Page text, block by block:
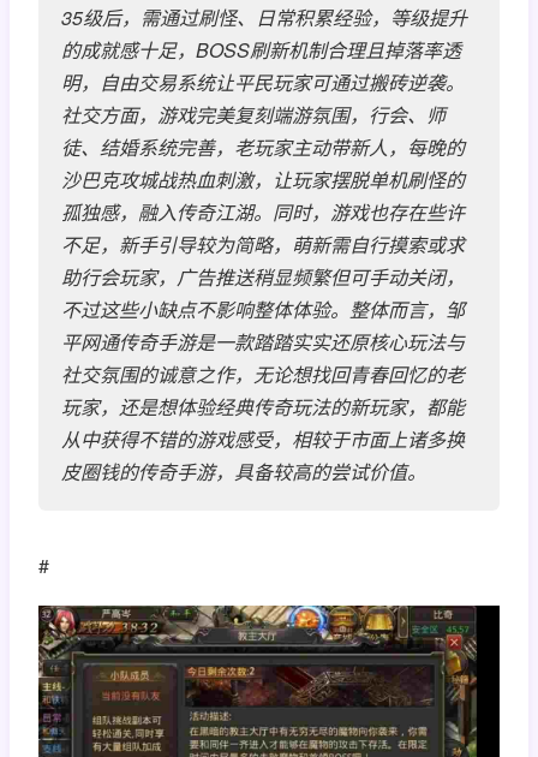
35级后，需通过刷怪、日常积累经验，等级提升
的成就感十足，BOSS刷新机制合理且掉落率透
明，自由交易系统让平民玩家可通过搬砖逆袭。
社交方面，游戏完美复刻端游氛围，行会、师
徒、结婚系统完善，老玩家主动带新人，每晚的
沙巴克攻城战热血刺激，让玩家摆脱单机刷怪的
孤独感，融入传奇江湖。同时，游戏也存在些许
不足，新手引导较为简略，萌新需自行摸索或求
助行会玩家，广告推送稍显频繁但可手动关闭，
不过这些小缺点不影响整体体验。整体而言，邹
平网通传奇手游是一款踏踏实实还原核心玩法与
社交氛围的诚意之作，无论想找回青春回忆的老
玩家，还是想体验经典传奇玩法的新玩家，都能
从中获得不错的游戏感受，相较于市面上诸多换
皮圈钱的传奇手游，具备较高的尝试价值。
#